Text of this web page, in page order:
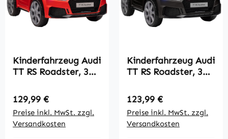
Kinderfahrzeug Audi
TT RS Roadster, 3
Fernbedienung,
LED, USB, rot
Regulärer Preis:
129,99 €
Preise inkl. MwSt. zzgl.
Versandkosten
Kinderfahrzeug Audi
TT RS Roadster, 3
Fernbedienung,
LED, USB, schwarz
Regulärer Preis:
123,99 €
Preise inkl. MwSt. zzgl.
Versandkosten